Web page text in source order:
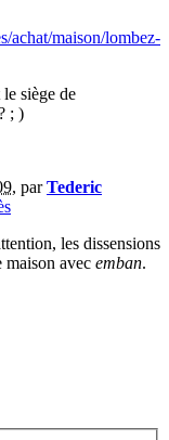
achat/maison/lombez-
siège de
; )
, parTederic
les dissensions
maison avec emban.